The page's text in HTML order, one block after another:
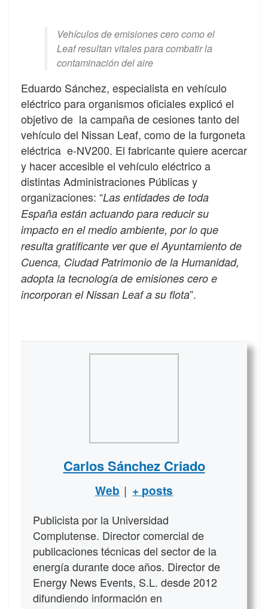
Vehículos de emisiones cero como el
Leaf resultan vitales para combatir la
contaminación del aire
Eduardo Sánchez, especialista en vehículo
eléctrico para organismos oficiales explicó el
objetivo de la campaña de cesiones tanto del
vehículo del Nissan Leaf, como de la furgoneta
eléctrica e-NV200. El fabricante quiere acercar
y hacer accesible el vehículo eléctrico a
distintas Administraciones Públicas y
organizaciones: “Las entidades de toda
España están actuando para reducir su
impacto en el medio ambiente, por lo que
resulta gratificante ver que el Ayuntamiento de
Cuenca, Ciudad Patrimonio de la Humanidad,
adopta la tecnología de emisiones cero e
incorporan el Nissan Leaf a su flota”.
Carlos Sánchez Criado
Web | + posts
Publicista por la Universidad
Complutense. Director comercial de
publicaciones técnicas del sector de la
energía durante doce años. Director de
Energy News Events, S.L. desde 2012
difundiendo información en